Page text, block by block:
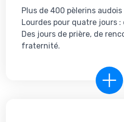
Plus de 400 pèlerins
Lourdes pour quatre jours :
Des jours de prière, de
fraternité.